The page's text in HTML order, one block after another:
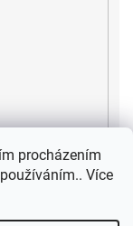
procházením
Více